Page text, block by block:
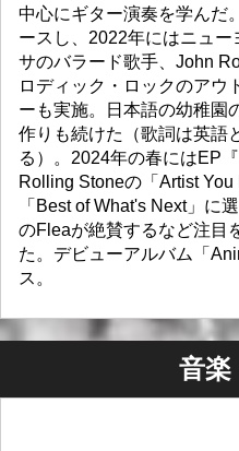
中心にギター演奏を学んだ
ースし、2022年にはニュ
サのバラード歌手、John
ロディック・ロックのアウ
ーも実施。日本語の幼稚園
作りも続けた（歌詞は英語
る）。2024年の春にはEP
Rolling Stoneの「Artist
「Best of What's Next」に
のFleaが絶賛するなど注目
た。デビューアルバム「
ス。
音楽